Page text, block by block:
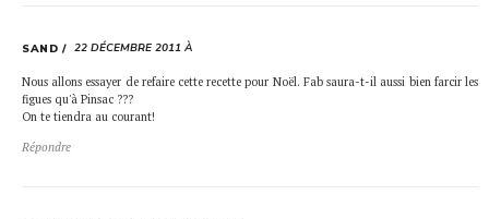
SAND 22 DÉCEMBRE 2011 À
Nous allons essayer de refaire cette recette pour Noël. Fab saura-t-il aussi bien farcir les
figues qu'à Pinsac ???
On te tiendra au courant!
Répondre